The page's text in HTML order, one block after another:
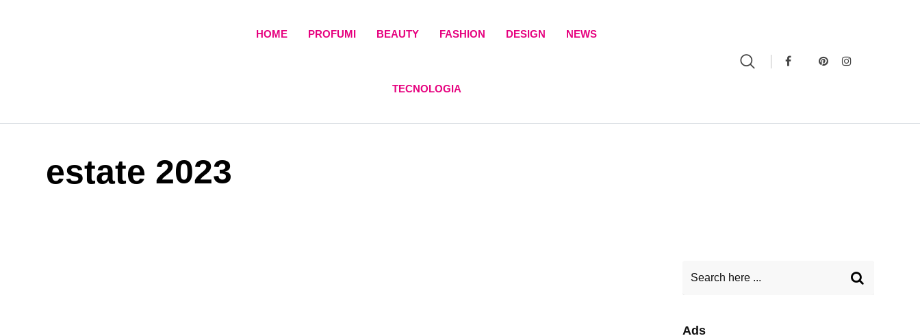
HOME PROFUMI BEAUTY FASHION DESIGN NEWS
TECNOLOGIA
estate 2023
Ads